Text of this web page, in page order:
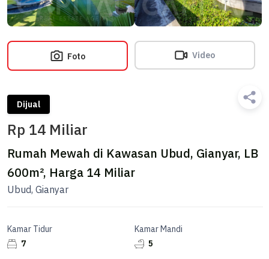
Foto Video
Dijual
Rp 14 Miliar
Rumah Mewah di Kawasan Ubud, Gianyar, LB
600m², Harga 14 Miliar
Ubud, Gianyar
Kamar Tidur
7
Kamar Mandi
5